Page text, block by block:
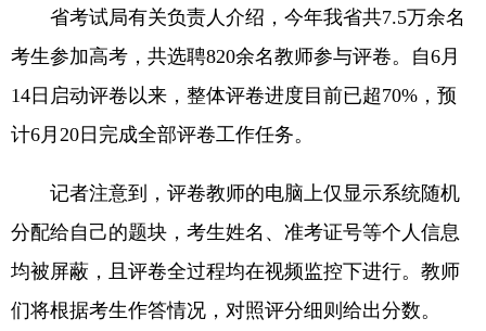
省考试局有关负责人介绍，今年我省共7.5万余名
考生参加高考，共选聘820余名教师参与评卷。自6月
14日启动评卷以来，整体评卷进度目前已超70%，预
计6月20日完成全部评卷工作任务。
记者注意到，评卷教师的电脑上仅显示系统随机
分配给自己的题块，考生姓名、准考证号等个人信息
均被屏蔽，且评卷全过程均在视频监控下进行。教师
们将根据考生作答情况，对照评分细则给出分数。